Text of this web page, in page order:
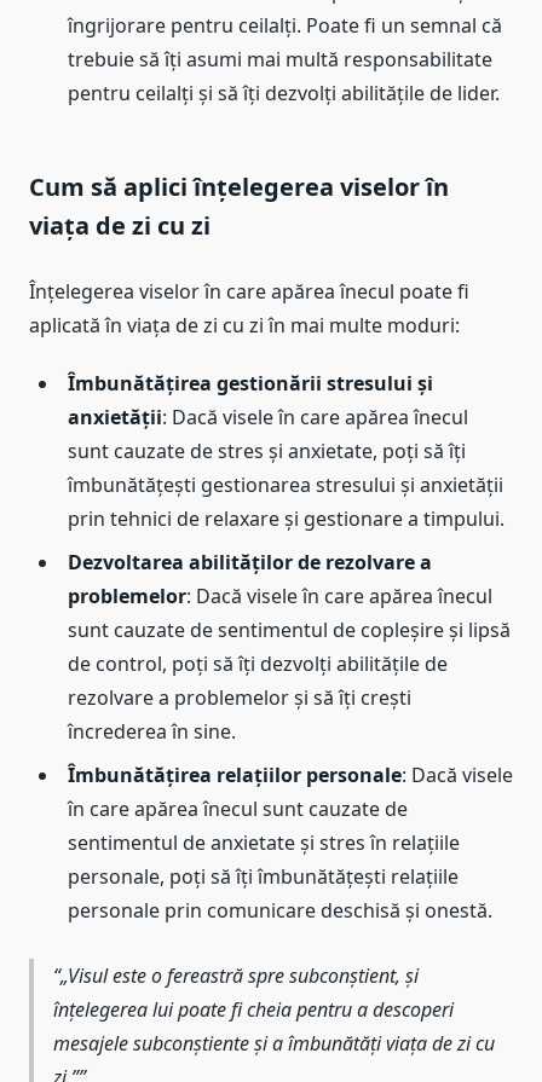
îngrijorare pentru ceilalți. Poate fi un semnal că
trebuie să îți asumi mai multă responsabilitate
pentru ceilalți și să îți dezvolți abilitățile de lider.
Cum să aplici înțelegerea viselor în
viața de zi cu zi
Înțelegerea viselor în care apărea înecul poate fi
aplicată în viața de zi cu zi în mai multe moduri:
Îmbunătățirea gestionării stresului și
anxietății: Dacă visele în care apărea înecul
sunt cauzate de stres și anxietate, poți să îți
îmbunătățești gestionarea stresului și anxietății
prin tehnici de relaxare și gestionare a timpului.
Dezvoltarea abilităților de rezolvare a
problemelor: Dacă visele în care apărea înecul
sunt cauzate de sentimentul de copleșire și lipsă
de control, poți să îți dezvolți abilitățile de
rezolvare a problemelor și să îți crești
încrederea în sine.
Îmbunătățirea relațiilor personale: Dacă visele
în care apărea înecul sunt cauzate de
sentimentul de anxietate și stres în relațiile
personale, poți să îți îmbunătățești relațiile
personale prin comunicare deschisă și onestă.
„Visul este o fereastră spre subconștient, și
înțelegerea lui poate fi cheia pentru a descoperi
mesajele subconștiente și a îmbunătăți viața de zi cu